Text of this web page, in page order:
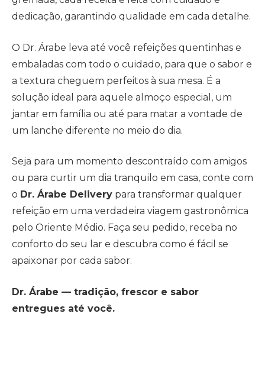
dedicação, garantindo qualidade em cada detalhe.
O Dr. Árabe leva até você refeições quentinhas e
embaladas com todo o cuidado, para que o sabor e
a textura cheguem perfeitos à sua mesa. É a
solução ideal para aquele almoço especial, um
jantar em família ou até para matar a vontade de
um lanche diferente no meio do dia.
Seja para um momento descontraído com amigos
ou para curtir um dia tranquilo em casa, conte com
o Dr. Árabe Delivery para transformar qualquer
refeição em uma verdadeira viagem gastronômica
pelo Oriente Médio. Faça seu pedido, receba no
conforto do seu lar e descubra como é fácil se
apaixonar por cada sabor.
Dr. Árabe — tradição, frescor e sabor
entregues até você.